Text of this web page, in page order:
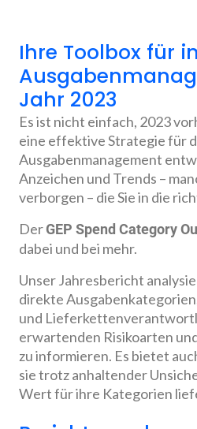
Ihre Toolbox für
Jahr 2023
Es ist nicht einfach, 2023
eine effektive Strategie für
Ausgabenmanagement
Anzeichen und Trends –
verborgen – die Sie in die
DerGEP Spend Category
dabei und bei mehr.
Unser Jahresbericht
direkte
und
erwartenden Risikoarten
zu informieren. Es bietet
sie trotz anhaltender
Wert für ihre Kategorien